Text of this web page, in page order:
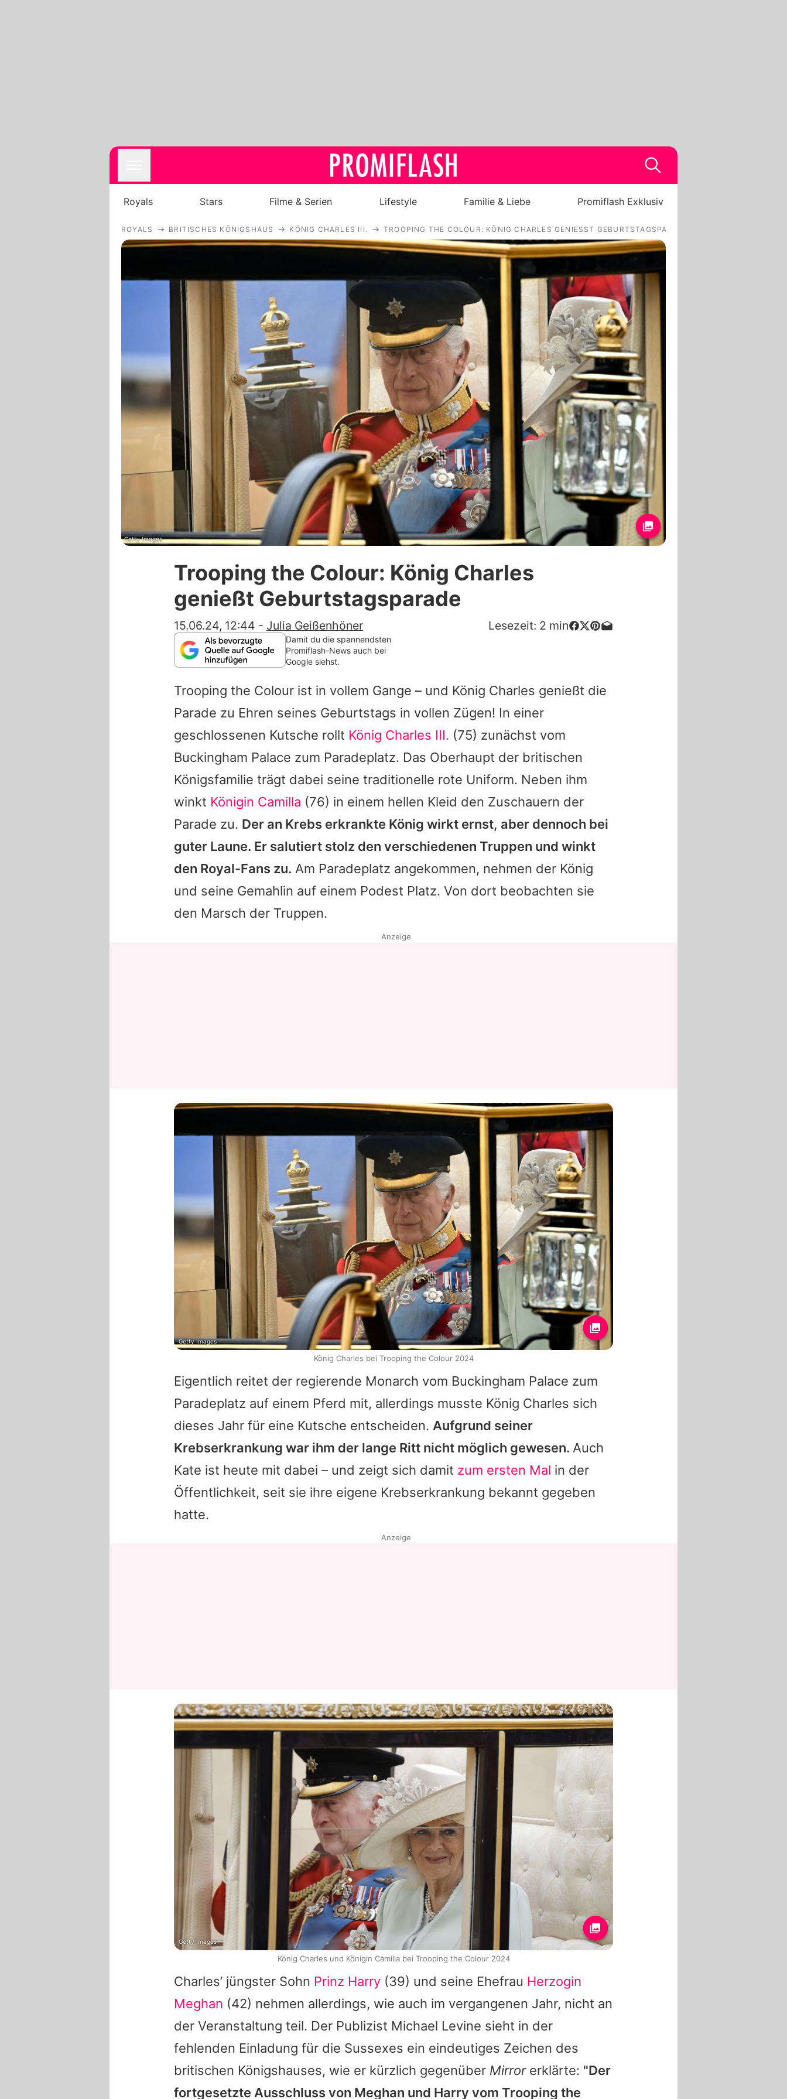
Royals
Stars
Filme & Serien
Lifestyle
Familie & Liebe
Promiflash Exklusiv
Alle Themen auf Promiflash
Jobs
App runterladen
Team
Redaktionelle Richtlinien
Impressum
Datenschutzerklärung
Nutzungsbedingungen
Utiq verwalten
Royals Stars Filme & Serien Lifestyle Familie & Liebe Promiflash Exklusiv
ROYALS BRITISCHES KÖNIGSHAUS KÖNIG CHARLES III. TROOPING THE COLOUR: KÖNIG CHARLES GENIESST GEBURTSTAGSPARADE
Getty Images
Trooping the Colour: König Charles
genießt Geburtstagsparade
15.06.24, 12:44 - Julia Geißenhöner Lesezeit: 2 min
Damit du die spannendsten
Promiflash-News auch bei
Google siehst.
Trooping the Colour ist in vollem Gange – und König Charles genießt die
Parade zu Ehren seines Geburtstags in vollen Zügen! In einer
geschlossenen Kutsche rollt König Charles III. (75) zunächst vom
Buckingham Palace zum Paradeplatz. Das Oberhaupt der britischen
Königsfamilie trägt dabei seine traditionelle rote Uniform. Neben ihm
winkt Königin Camilla (76) in einem hellen Kleid den Zuschauern der
Parade zu. Der an Krebs erkrankte König wirkt ernst, aber dennoch bei
guter Laune. Er salutiert stolz den verschiedenen Truppen und winkt
den Royal-Fans zu. Am Paradeplatz angekommen, nehmen der König
und seine Gemahlin auf einem Podest Platz. Von dort beobachten sie
den Marsch der Truppen.
Eigentlich reitet der regierende Monarch vom Buckingham Palace zum
Paradeplatz auf einem Pferd mit, allerdings musste König Charles sich
dieses Jahr für eine Kutsche entscheiden. Aufgrund seiner
Krebserkrankung war ihm der lange Ritt nicht möglich gewesen. Auch
Kate ist heute mit dabei – und zeigt sich damit zum ersten Mal in der
Öffentlichkeit, seit sie ihre eigene Krebserkrankung bekannt gegeben
hatte.
Charles’ jüngster Sohn Prinz Harry (39) und seine Ehefrau Herzogin
Meghan (42) nehmen allerdings, wie auch im vergangenen Jahr, nicht an
der Veranstaltung teil. Der Publizist Michael Levine sieht in der
fehlenden Einladung für die Sussexes ein eindeutiges Zeichen des
britischen Königshauses, wie er kürzlich gegenüber Mirrorerklärte: "Der
fortgesetzte Ausschluss von Meghan und Harry vom Trooping the
Anzeige
Getty Images
König Charles bei Trooping the Colour 2024
Anzeige
Getty Images
König Charles und Königin Camilla bei Trooping the Colour 2024